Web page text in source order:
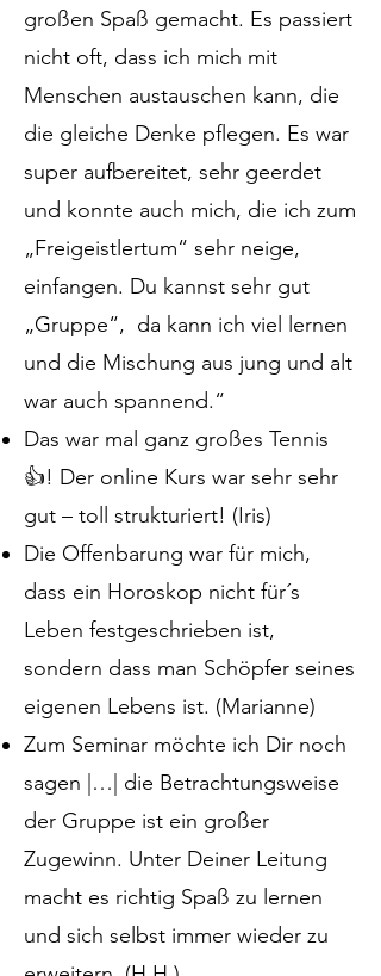
großen Spaß gemacht. Es passiert
nicht oft, dass ich mich mit
Menschen austauschen kann, die
die gleiche Denke pflegen. Es war
super aufbereitet, sehr geerdet
und konnte auch mich, die ich zum
„Freigeistlertum“ sehr neige,
einfangen. Du kannst sehr gut
„Gruppe“, da kann ich viel lernen
und die Mischung aus jung und alt
war auch spannend.“
Das war mal ganz großes Tennis
👍! Der online Kurs war sehr sehr
gut – toll strukturiert! (Iris)
Die Offenbarung war für mich,
dass ein Horoskop nicht für´s
Leben festgeschrieben ist,
sondern dass man Schöpfer seines
eigenen Lebens ist. (Marianne)
Zum Seminar möchte ich Dir noch
sagen |…| die Betrachtungsweise
der Gruppe ist ein großer
Zugewinn. Unter Deiner Leitung
macht es richtig Spaß zu lernen
und sich selbst immer wieder zu